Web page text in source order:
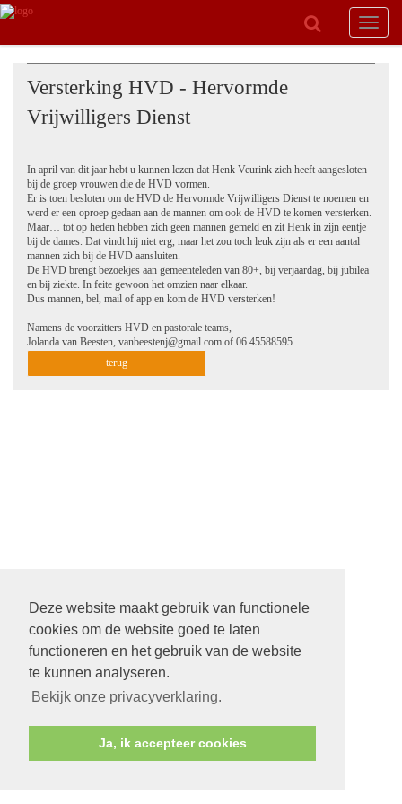
Deze website maakt gebruik van functionele
cookies om de website goed te laten
functioneren en het gebruik van de website
te kunnen analyseren.
Bekijk onze privacyverklaring.
Ja, ik accepteer cookies
Toggle
Versterking HVD - Hervormde
Vrijwilligers Dienst
In april van dit jaar hebt u kunnen lezen dat Henk Veurink zich heeft aangesloten
bij de groep vrouwen die de HVD vormen.
Er is toen besloten om de HVD de Hervormde Vrijwilligers Dienst te noemen en
werd er een oproep gedaan aan de mannen om ook de HVD te komen versterken.
Maar… tot op heden hebben zich geen mannen gemeld en zit Henk in zijn eentje
bij de dames. Dat vindt hij niet erg, maar het zou toch leuk zijn als er een aantal
mannen zich bij de HVD aansluiten.
De HVD brengt bezoekjes aan gemeenteleden van 80+, bij verjaardag, bij jubilea
en bij ziekte. In feite gewoon het omzien naar elkaar.
Dus mannen, bel, mail of app en kom de HVD versterken!
Namens de voorzitters HVD en pastorale teams,
Jolanda van Beesten, vanbeestenj@gmail.com of 06 45588595
terug